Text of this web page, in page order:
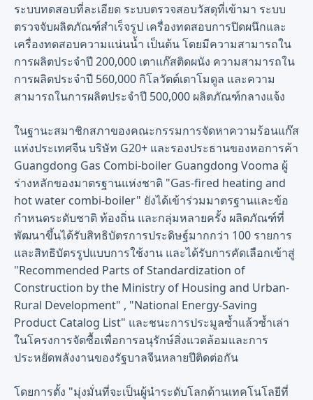
ระบบทดสอบที่ละเอียด ระบบตรวจสอบวัสดุที่เข้ามา ระบบ
ตรวจจับผลิตภัณฑ์สำเร็จรูป เครื่องทดสอบการปิดผนึกและ
เครื่องทดสอบความแน่นน้ำ เป็นต้น โดยมีความสามารถใน
การผลิตประจำปี 200,000 เตาแก๊สติดผนัง ความสามารถใน
การผลิตประจำปี 560,000 กิโลวัตต์เตาโมดูล และความ
สามารถในการผลิตประจำปี 500,000 ผลิตภัณฑ์กลางแจ้ง
ในฐานะสมาชิกสภาของคณะกรรมการจัดหาความร้อนแก๊ส
แห่งประเทศจีน บริษัท G20+ และรองประธานของหอการค้า
Guangdong Gas Combi-boiler Guangdong Vooma ผู้
ร่างหลักของมาตรฐานแห่งชาติ "Gas-fired heating and
hot water combi-boiler" ยังได้เข้าร่วมมาตรฐานและข้อ
กำหนดระดับชาติ ท้องถิ่น และกลุ่มหลายครั้ง ผลิตภัณฑ์ที่
พัฒนาขึ้นได้รับสิทธิบัตรการประดิษฐ์มากกว่า 100 รายการ
และสิทธิบัตรรูปแบบการใช้งาน และได้รับการคัดเลือกเข้าสู่
"Recommended Parts of Standardization of
Construction by the Ministry of Housing and Urban-
Rural Development" , "National Energy-Saving
Product Catalog List" และชนะการประมูลซ้ำแล้วซ้ำเล่า
ในโครงการจัดซื้อเพื่อการอนุรักษ์สิ่งแวดล้อมและการ
ประหยัดพลังงานของรัฐบาลจีนหลายปีติดต่อกัน
โดยการตั้ง "มุ่งมั่นที่จะเป็นผู้นำระดับโลกด้านเทคโนโลยีที่